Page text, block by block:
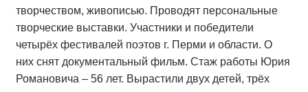
творчеством, живописью. Проводят персональные
творческие выставки. Участники и победители
четырёх фестивалей поэтов г. Перми и области. О
них снят документальный фильм. Стаж работы Юрия
Романовича – 56 лет. Вырастили двух детей, трёх